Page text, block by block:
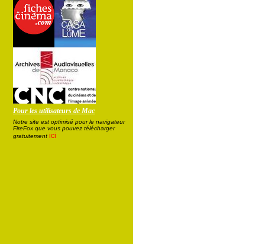
Pour les utilisateurs de Mac
Notre site est optimisé pour le navigateur
FireFox que vous pouvez télécharger
gratuitement ici